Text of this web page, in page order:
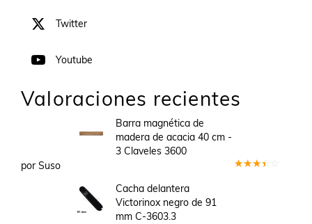
Twitter
Youtube
Valoraciones recientes
Barra magnética de
madera de acacia 40 cm -
3 Claveles 3600
por Suso
Cacha delantera
Victorinox negro de 91
mm C-3603.3